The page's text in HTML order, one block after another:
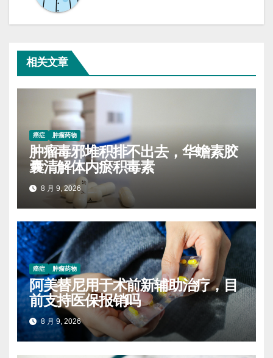
相关文章
癌症 肿瘤药物
肿瘤毒邪堆积排不出去，华蟾素胶
囊清解体内瘀积毒素
8 月 9, 2026
癌症 肿瘤药物
阿美替尼用于术前新辅助治疗，目
前支持医保报销吗
8 月 9, 2026